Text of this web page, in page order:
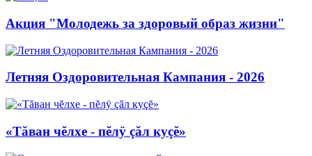
Акция "Молодежь за здоровый образ жизни"
Летняя Оздоровительная Кампания - 2026
«Тăван чĕлхе - пĕлÿ çăл куçĕ»